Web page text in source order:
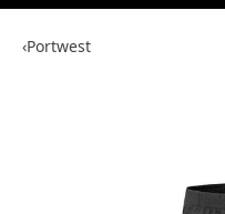
‹Portwest